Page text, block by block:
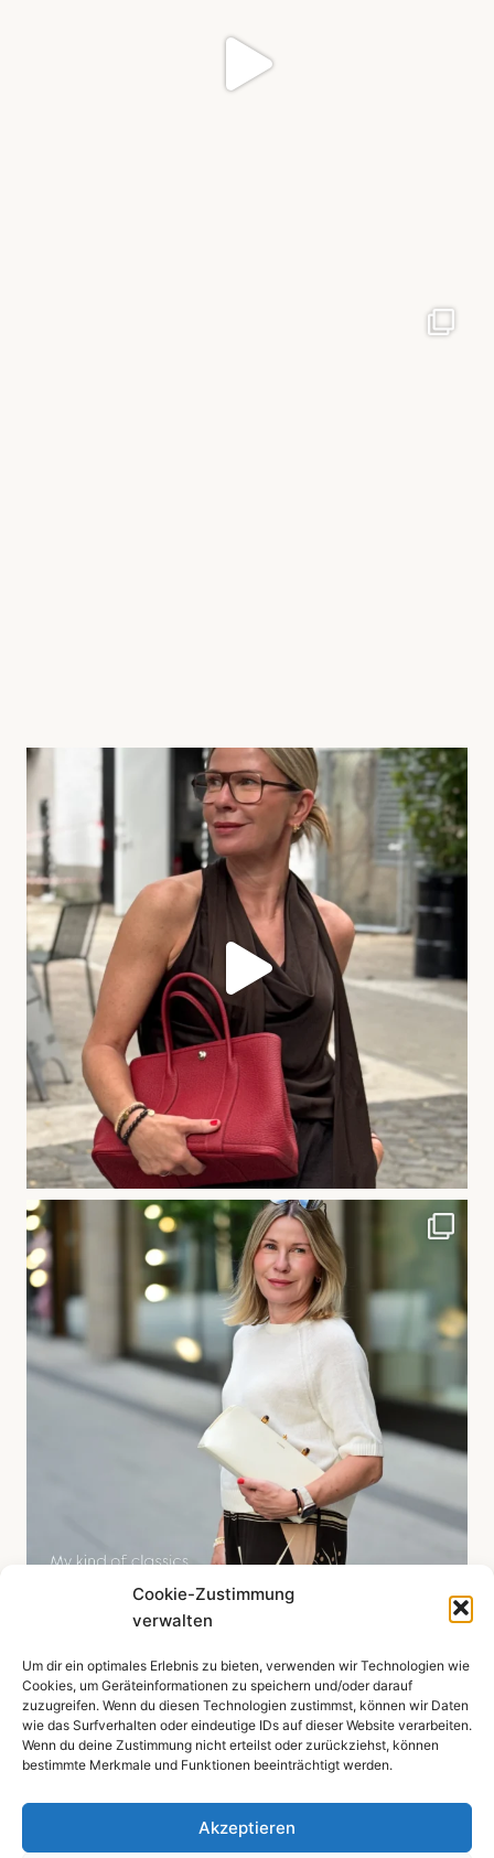
Cookie-Zustimmung
verwalten
Um dir ein optimales Erlebnis zu bieten, verwenden wir Technologien wie
Cookies, um Geräteinformationen zu speichern und/oder darauf
zuzugreifen. Wenn du diesen Technologien zustimmst, können wir Daten
wie das Surfverhalten oder eindeutige IDs auf dieser Website verarbeiten.
Wenn du deine Zustimmung nicht erteilst oder zurückziehst, können
bestimmte Merkmale und Funktionen beeinträchtigt werden.
Akzeptieren
Mehr zeigen ...
Datenschutzerklärung